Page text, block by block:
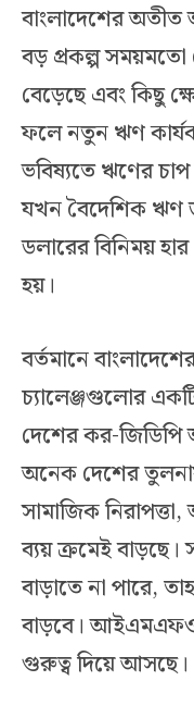
বাংলাদেশের
বড় প্রকল্প
বেড়েছে এবং কিছু
ফলে নতুন ঋণ
ভবিষ্যতে ঋণের
যখন বৈদেশিক ঋণ
ডলারের বিনিময়
হয়।
বর্তমানে
চ্যালেঞ্জগুলোর
দেশের কর-
অনেক দেশের
সামাজিক
ব্যয় ক্রমেই বাড়ছে।
বাড়াতে না পারে,
বাড়বে। আইএমএফও
গুরুত্ব দিয়ে আসছে।